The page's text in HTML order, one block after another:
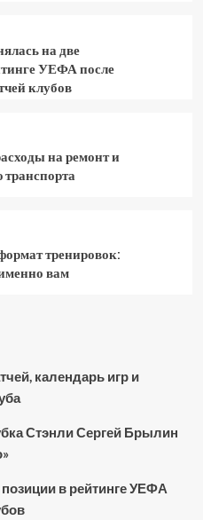
на две
УЕФА после
клубов
на ремонт и
тренировок:
вам
календарь игр и
Стэнли Сергей Брылин
в рейтинге УЕФА